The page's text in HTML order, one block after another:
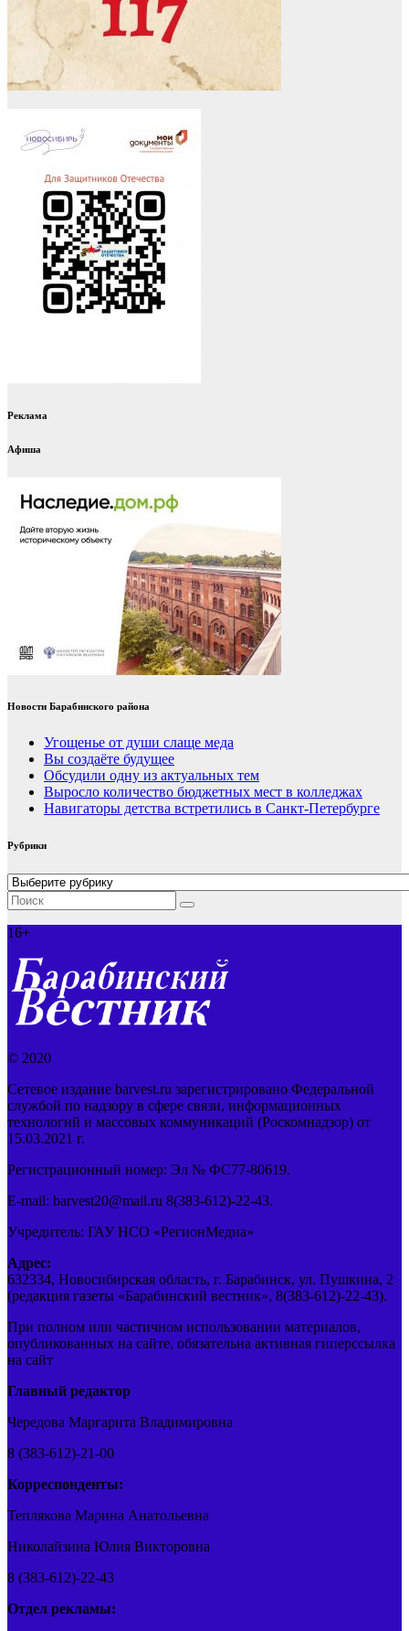
Реклама
Афиша
Новости Барабинского района
Угощенье от души слаще меда
Вы создаёте будущее
Обсудили одну из актуальных тем
Выросло количество бюджетных мест в колледжах
Навигаторы детства встретились в Санкт-Петербурге
Рубрики
Рубрики
16+
© 2020
Сетевое издание barvest.ru зарегистрировано Федеральной
службой по надзору в сфере связи, информационных
технологий и массовых коммуникаций (Роскомнадзор) от
15.03.2021 г.
Регистрационный номер: Эл № ФС77-80619.
E-mail: barvest20@mail.ru 8(383-612)-22-43.
Учредитель: ГАУ НСО «РегионМедиа»
Адрес:
632334, Новосибирская область, г. Барабинск, ул. Пушкина, 2
(редакция газеты «Барабинский вестник», 8(383-612)-22-43).
При полном или частичном использовании материалов,
опубликованных на сайте, обязательна активная гиперссылка
на сайт
Главный редактор
Чередова Маргарита Владимировна
8 (383-612)-21-00
Корреспонденты:
Теплякова Марина Анатольевна
Николайзина Юлия Викторовна
8 (383-612)-22-43
Отдел рекламы: